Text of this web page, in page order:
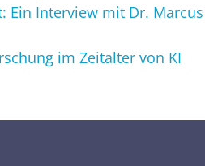
Ein Interview mit Dr. Marcus
im Zeitalter von KI